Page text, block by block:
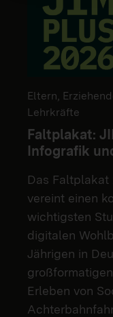
Eltern,
Lehrkräfte
Faltplakat:
Infografik
Das Faltplakat
vereint einen
wichtigsten
digitalen
Jährigen in
Erleben von